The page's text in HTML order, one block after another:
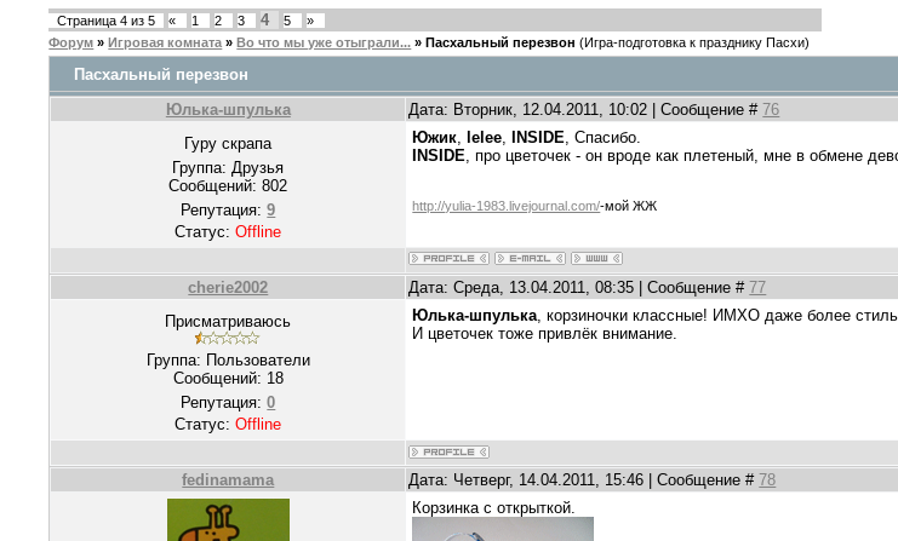
Страница4 из5 « 1 2 3 4 5
»
Форум » Игровая комната » Во что мы уже отыграли... » Пасхальный перезвон (Игра-подготовка к празднику Пасхи)
Пасхальный перезвон
Юлька-шпулька
Дата: Вторник, 12.04.2011, 10:02 | Сообщение #76
Гуру скрапа
Группа: Друзья
Сообщений:802
Репутация:9
Статус:Offline
Южик, lelee, INSIDE, Спасибо.
INSIDE, про цветочек - он вроде как плетеный, мне в обмене
http://yulia-1983.livejournal.com/-мой ЖЖ
cherie2002 Дата: Среда, 13.04.2011, 08:35 | Сообщение #77
Присматриваюсь
Группа: Пользователи
Сообщений: 18
Репутация:0
Статус:Offline
Юлька-шпулька, корзиночки классные! ИМХО даже более
И цветочек тоже привлёк внимание.
fedinamama Дата: Четверг, 14.04.2011, 15:46 | Сообщение #78
Корзинка с открыткой.